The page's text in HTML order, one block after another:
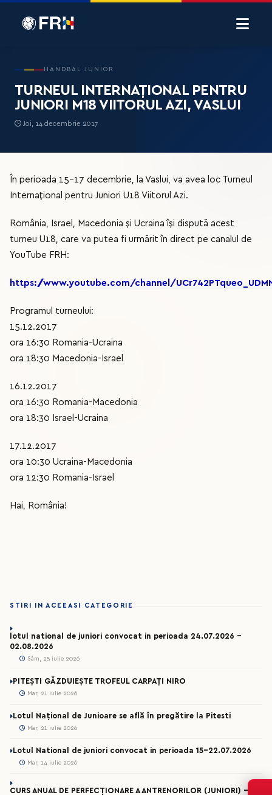
HANDBAL JUNIOR
TURNEUL INTERNAȚIONAL PENTRU
JUNIORI M18 VIITORUL AZI, VASLUI
Joi, 14 decembrie 2017
În perioada 15-17 decembrie, la Vaslui, va avea loc Turneul
Internațional pentru Juniori U18 Viitorul Azi.
România, Israel, Macedonia și Ucraina își dispută acest
turneu U18, care va putea fi urmărit în direct pe canalul de
YouTube FRH:
https://www.youtube.com/channel/
Programul turneului:
15.12.2017
ora 16:30 Romania-Ucraina
ora 18:30 Macedonia-Israel
16.12.2017
ora 16:30 Romania-Macedonia
ora 18:30 Israel-Ucraina
17.12.2017
ora 10:30 Ucraina-Macedonia
ora 12:30 Romania-Israel
Hai, România!
STIRI IN ACEEASI CATEGORIE
lotul national de juniori convocat in perioada 24.07.2026 –
02.08.2026
Sâm, 25 iulie 2026
PITEȘTI GĂZDUIEȘTE TROFEUL CARPAȚI NIRO
Mar, 21 iulie 2026
Lotul Național de Junioare se află în pregătire la Pitesti
Mar, 21 iulie 2026
Lotul National de juniori convocat in perioada 15-22.07.2026
Mar, 14 iulie 2026
CURS ANUAL DE PERFECȚIONARE A ANTRENORILOR (JUNIORI) -